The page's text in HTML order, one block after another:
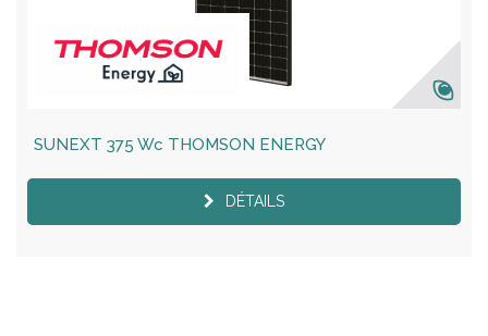
SUNEXT 375 Wc THOMSON ENERGY
DÉTAILS